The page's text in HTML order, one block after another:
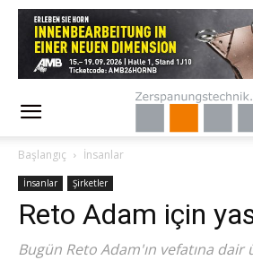
Başlangıç İnsanlar
İnsanlar Şirketler
Reto Adam için
Bugün Reto Adam'ın vefatına